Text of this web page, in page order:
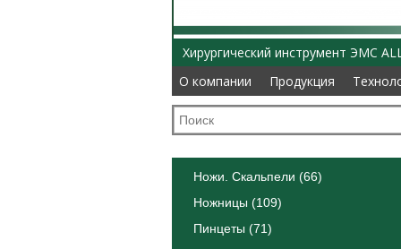
Хирургический инструмент ЭМС
О компании
Продукция
О компании
Продукция
Ножи. Скальпели (66)
Ножницы (109)
Пинцеты (71)